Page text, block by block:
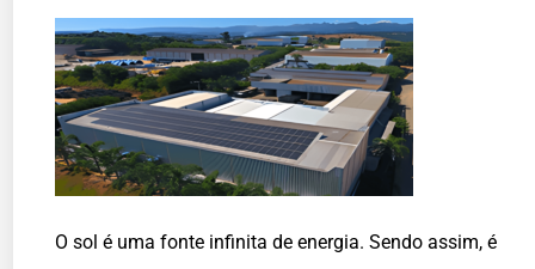
O sol é uma fonte infinita de energia. Sendo assim, é